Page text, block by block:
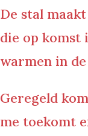
De stal
die op komst
warmen in
Geregeld
me toekomt